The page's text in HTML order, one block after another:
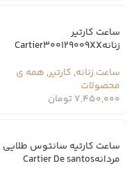
ساعت کارتیر
زنانهCartier300129009XX
ساعت زنانه, کارتیر, همه ی
محصولات
7,450,000تومان
ساعت کارتیه سانتوس طلایی
مردانهCartier De santos